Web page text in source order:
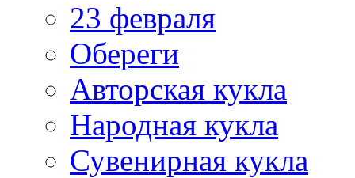
23 февраля
Обереги
Авторская кукла
Народная кукла
Сувенирная кукла